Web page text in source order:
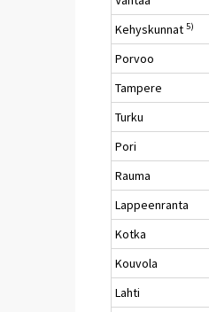
Kehyskunnat5)
Porvoo
Tampere
Turku
Pori
Rauma
Lappeenranta
Kotka
Kouvola
Lahti